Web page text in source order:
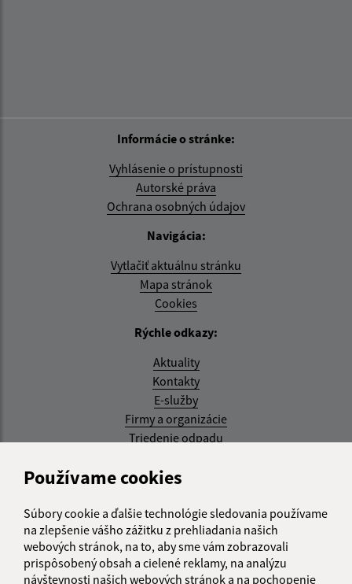
Používame cookies
Súbory cookie a ďalšie technológie sledovania používame
na zlepšenie vášho zážitku z prehliadania našich
webových stránok, na to, aby sme vám zobrazovali
prispôsobený obsah a cielené reklamy, na analýzu
návštevnosti našich webových stránok a na pochopenie
Informácie o stránke:
Vyhlásenie o prístupnosti
Autorské práva
Ochrana osobných údajov
Navigácia:
Vytlačiť aktuálnu stránku
Mapa stránok
Cookies
Rýchle odkazy:
Aktuality
Kontakty
E-služby
Firmy a organizácie
Triedenie odpadu
Aktualizované:
RSS
Správca obsahu: